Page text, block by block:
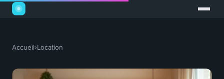
Accueil›Location